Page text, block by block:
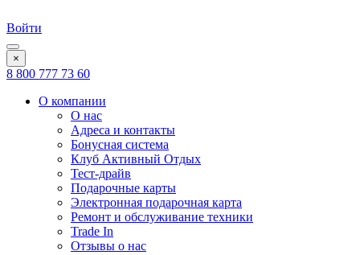
Войти
×
8 800 777 73 60
О компании
О нас
Адреса и контакты
Бонусная система
Клуб Активный Отдых
Тест-драйв
Подарочные карты
Электронная подарочная карта
Ремонт и обслуживание техники
Trade In
Отзывы о нас